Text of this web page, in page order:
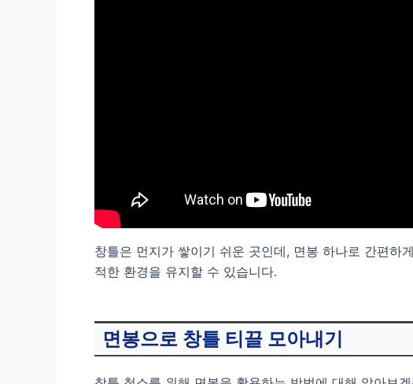
창틀은 먼지가 쌓이기 쉬운 곳인데, 면봉 하나로 간편하
적한 환경을 유지할 수 있습니다.
면봉으로 창틀 티끌 모아내기